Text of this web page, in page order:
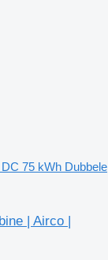
75 kWh Dubbele
| Airco |